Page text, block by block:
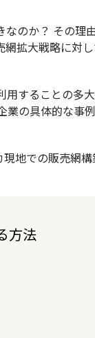
のか？ その理
拡大戦略に対
することの多
の具体的な事
地での販売網
方法